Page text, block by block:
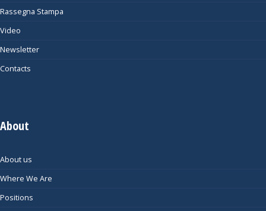
Rassegna Stampa
Video
Newsletter
Contacts
About
About us
Where We Are
Positions